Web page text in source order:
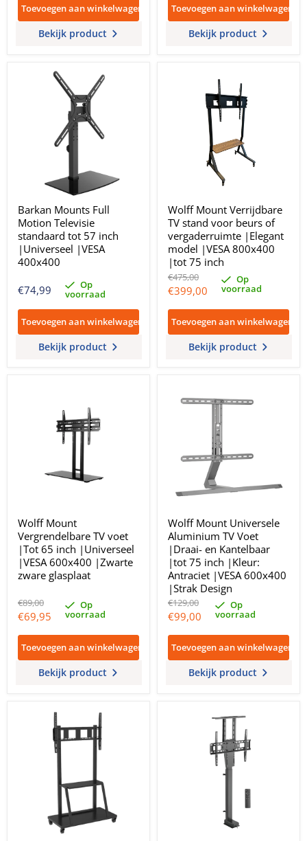
Toevoegen aan winkelwagen
Bekijk product
Toevoegen aan winkelwagen
Bekijk product
Barkan Mounts Full
Motion Televisie
standaard tot 57 inch
|Universeel |VESA
400x400
€74,99 Op
voorraad
Toevoegen aan winkelwagen
Bekijk product
Wolff Mount Verrijdbare
TV stand voor beurs of
vergaderruimte |Elegant
model |VESA 800x400
|tot 75 inch
Oorspronkelijke
prijs
€475,00
Huidige
€399,00
Op
voorraad
Toevoegen aan winkelwagen
Bekijk product
Wolff Mount
Vergrendelbare TV voet
|Tot 65 inch |Universeel
|VESA 600x400 |Zwarte
zware glasplaat
Oorspronkelijke
prijs
€89,00
Huidige
prijs
€69,95
Op
voorraad
Toevoegen aan winkelwagen
Bekijk product
Wolff Mount Universele
Aluminium TV Voet
|Draai- en Kantelbaar
|tot 75 inch |Kleur:
Antraciet |VESA 600x400
|Strak Design
Oorspronkelijke
prijs
€129,00
Huidige
prijs
€99,00
Op
voorraad
Toevoegen aan winkelwagen
Bekijk product